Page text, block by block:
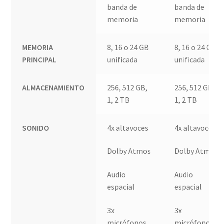
banda de
memoria
banda de
memoria
MEMORIA
PRINCIPAL
8, 16 o 24 GB
unificada
8, 16 o 24 GB
unificada
ALMACENAMIENTO
256, 512 GB,
1, 2 TB
256, 512 GB,
1, 2 TB
SONIDO 4x altavoces
Dolby Atmos
Audio
espacial
3x
4x altavoces
Dolby Atmos
Audio
espacial
3x